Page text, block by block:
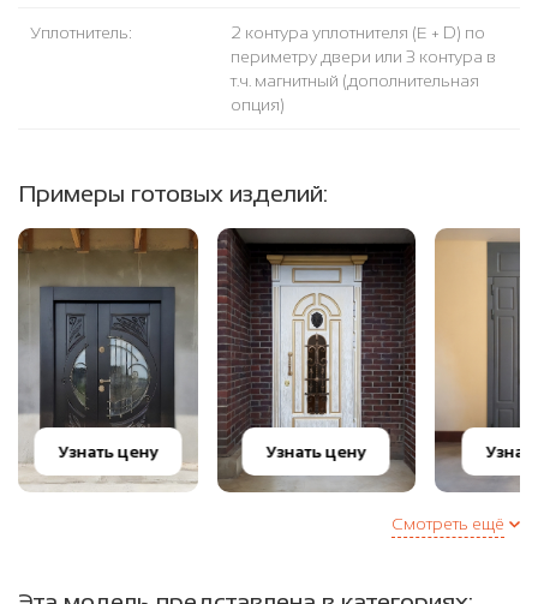
Уплотнитель:
2 контура уплотнителя (Е + D) по
периметру двери или 3 контура в
т.ч. магнитный (дополнительная
опция)
Примеры готовых изделий:
Узнать цену Узнать цену
Смотреть ещё